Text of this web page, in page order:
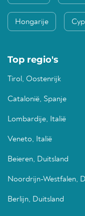
Hongarije
Top regio's
Tirol, Oostenrijk
Catalonië, Spanje
Lombardije, Italië
Veneto, Italië
Beieren, Duitsland
Noordrijn-Westfalen,
Berlijn, Duitsland